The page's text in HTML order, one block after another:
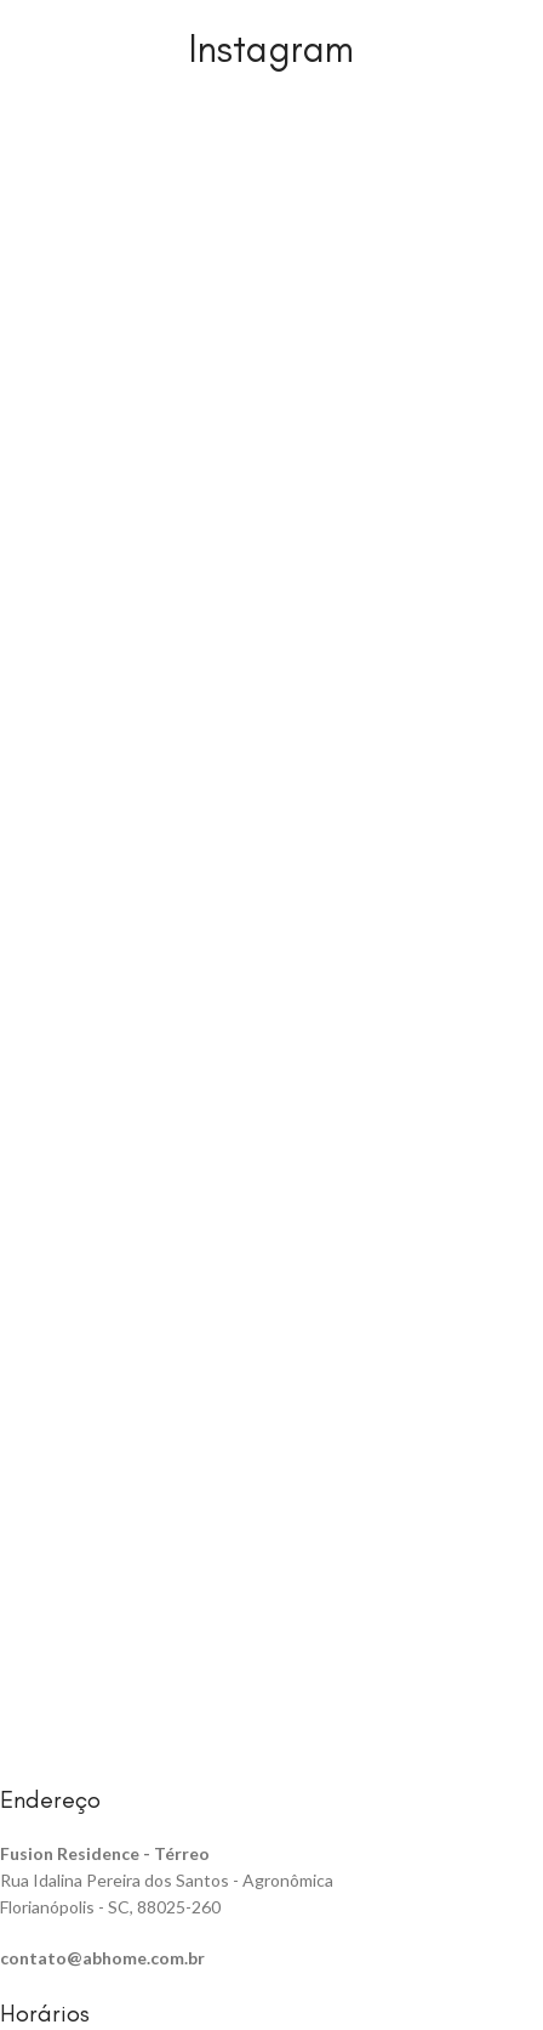
Instagram
Endereço
Fusion Residence - Térreo
Rua Idalina Pereira dos Santos - Agronômica
Florianópolis - SC, 88025-260
contato@abhome.com.br
Horários